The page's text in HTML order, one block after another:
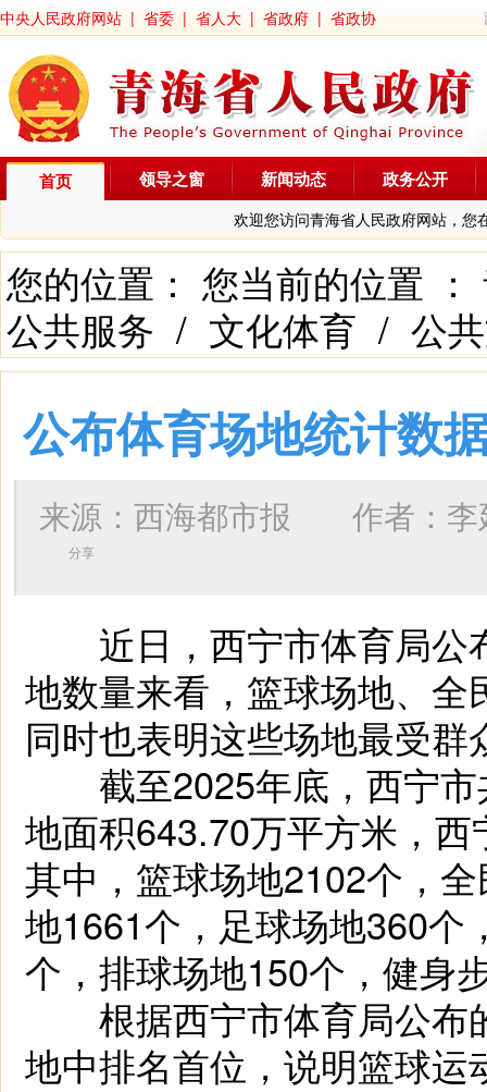
中央人民政府网站 | 省委 | 省人大 | 省政府 | 省政协
首页
欢迎您访问青海省人民政府网站，您
领导之窗 新闻动态 政务公开
您的位置： 您当前的位置 ：
公共服务 / 文化体育 / 公
公布体育场地统计数
来源：西海都市报 作者：
分享
近日，西宁市体育局公
地数量来看，篮球场地、
同时也表明这些场地最受群
截至2025年底，西宁市
地面积643.70万平方米，
其中，篮球场地2102个，
地1661个，足球场地360个
个，排球场地150个，健身
根据西宁市体育局公布
地中排名首位，说明篮球